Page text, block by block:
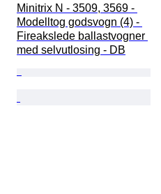
Minitrix N - 3509, 3569 -
Modelltog godsvogn (4) -
Fireakslede ballastvogner
med selvutlosing - DB